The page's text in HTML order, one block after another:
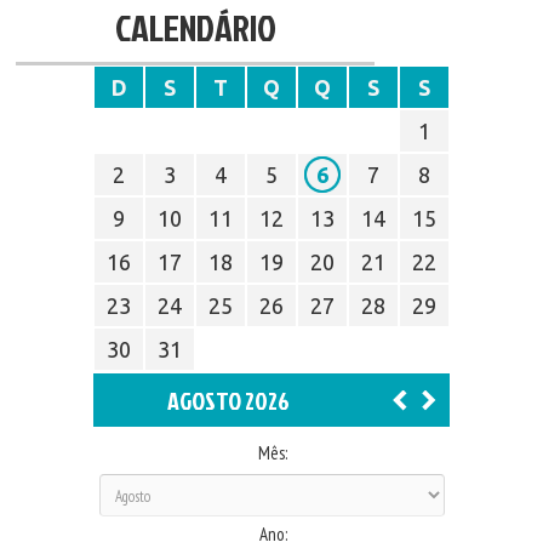
CALENDÁRIO
D S T Q Q S
S
1
2
3 4 5 6 7
8
9
10 11 12 13 14
15
16
17 18 19 20 21
22
23
24 25 26 27 28
29
30
31
AGOSTO 2026
Mês:
Ano: